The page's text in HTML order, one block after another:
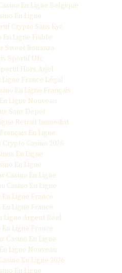
En Ligne Belgique
En Ligne
Crypto Sans Kyc
En Ligne Fiable
Sweet Bonanza
Sportif Ufc
Hors Arjel
Ligne France Légal
En Ligne Français
Ligne Nouveau
Sans Depot
Retrait Immediat
En Ligne
Casino 2026
En Ligne
En Ligne
Casino En Ligne
Casino En Ligne
En Ligne France
En Ligne France
Ligne Argent Réel
En Ligne France
Casino En Ligne
Ligne Nouveau
En Ligne 2026
En Ligne